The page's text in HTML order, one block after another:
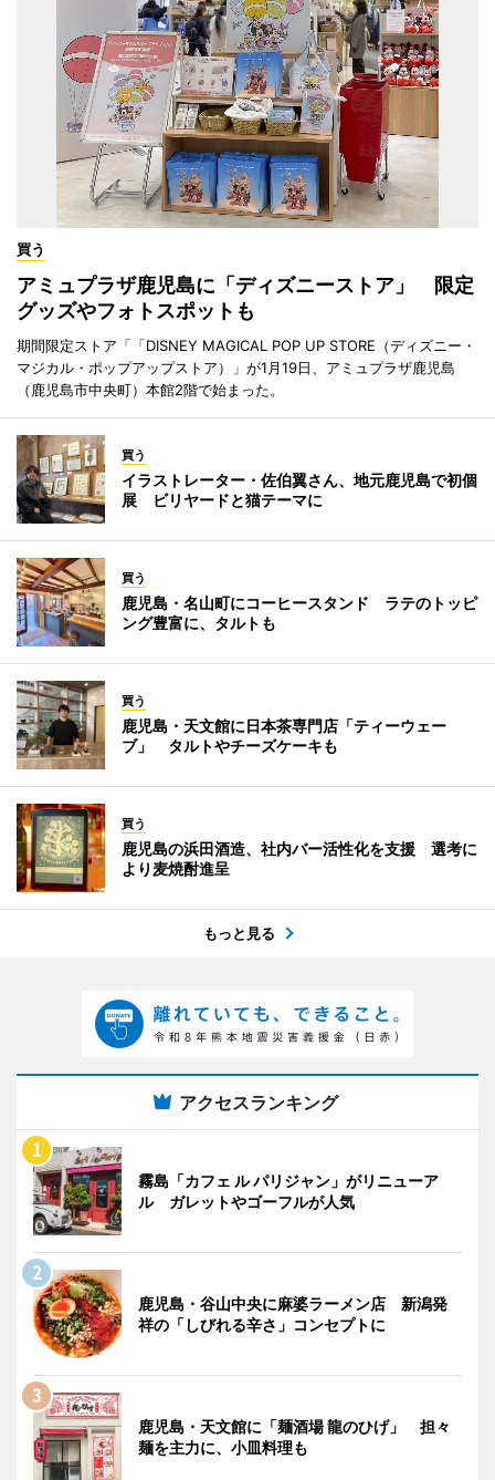
買う
アミュプラザ鹿児島に「ディズニーストア」 限定
グッズやフォトスポットも
期間限定ストア「「DISNEY MAGICAL POP UP STORE（ディズニー・
マジカル・ポップアップストア）」が1月19日、アミュプラザ鹿児島
（鹿児島市中央町）本館2階で始まった。
買う
イラストレーター・佐伯翼さん、地元鹿児島で初個
展 ビリヤードと猫テーマに
買う
鹿児島・名山町にコーヒースタンド ラテのトッピ
ング豊富に、タルトも
買う
鹿児島・天文館に日本茶専門店「ティーウェー
ブ」 タルトやチーズケーキも
買う
鹿児島の浜田酒造、社内バー活性化を支援 選考に
より麦焼酎進呈
もっと見る
アクセスランキング
霧島「カフェ ル パリジャン」がリニューア
ル ガレットやゴーフルが人気
鹿児島・谷山中央に麻婆ラーメン店 新潟発
祥の「しびれる辛さ」コンセプトに
鹿児島・天文館に「麺酒場 龍のひげ」 担々
麺を主力に、小皿料理も